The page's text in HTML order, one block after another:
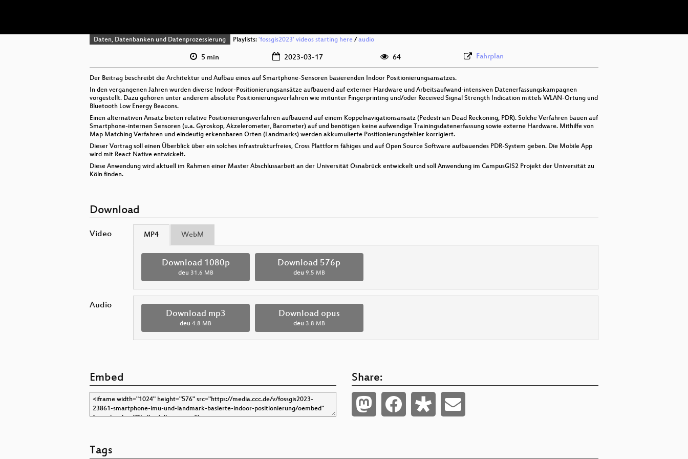
Daten, Datenbanken und Datenprozessierung Playlists: 'fossgis2023' videos starting here/ audio
5 min 2023-03-17 64 Fahrplan
Der Beitrag beschreibt die Architektur und Aufbau eines auf Smartphone-Sensoren basierenden Indoor Positionierungsansatzes.
In den vergangenen Jahren wurden diverse Indoor-Positionierungsansätze aufbauend auf externer Hardware und Arbeitsaufwand-intensiven Datenerfassungskampagnen
vorgestellt. Dazu gehören unter anderem absolute Positionierungsverfahren wie mitunter Fingerprinting und/oder Received Signal Strength Indication mittels WLAN-Ortung und
Bluetooth Low Energy Beacons.
Einen alternativen Ansatz bieten relative Positionierungsverfahren aufbauend auf einem Koppelnavigationsansatz (Pedestrian Dead Reckoning, PDR). Solche Verfahren bauen auf
Smartphone-internen Sensoren (u.a. Gyroskop, Akzelerometer, Barometer) auf und benötigen keine aufwendige Trainingsdatenerfassung sowie externe Hardware. Mithilfe von
Map Matching Verfahren und eindeutig erkennbaren Orten (Landmarks) werden akkumulierte Positionierungsfehler korrigiert.
Dieser Vortrag soll einen Überblick über ein solches infrastrukturfreies, Cross Plattform fähiges und auf Open Source Software aufbauendes PDR-System geben. Die Mobile App
wird mit React Native entwickelt.
Diese Anwendung wird aktuell im Rahmen einer Master Abschlussarbeit an der Universität Osnabrück entwickelt und soll Anwendung im CampusGIS2 Projekt der Universität zu
Köln finden.
Download
Video MP4 WebM
Download 1080p
deu 31.6 MB
Download 576p
deu 9.5 MB
Audio
Download mp3
deu 4.8 MB
Download opus
deu 3.8 MB
Embed Share:
Tags